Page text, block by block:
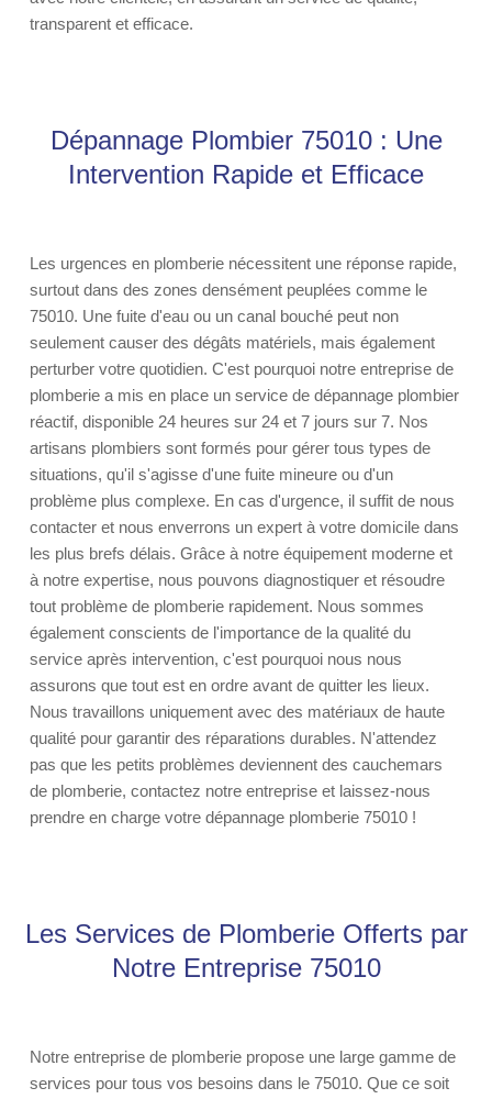
transparent et efficace.
Dépannage Plombier 75010 : Une
Intervention Rapide et Efficace
Les urgences en plomberie nécessitent une réponse rapide,
surtout dans des zones densément peuplées comme le
75010. Une fuite d'eau ou un canal bouché peut non
seulement causer des dégâts matériels, mais également
perturber votre quotidien. C'est pourquoi notre entreprise de
plomberie a mis en place un service de dépannage plombier
réactif, disponible 24 heures sur 24 et 7 jours sur 7. Nos
artisans plombiers sont formés pour gérer tous types de
situations, qu'il s'agisse d'une fuite mineure ou d'un
problème plus complexe. En cas d'urgence, il suffit de nous
contacter et nous enverrons un expert à votre domicile dans
les plus brefs délais. Grâce à notre équipement moderne et
à notre expertise, nous pouvons diagnostiquer et résoudre
tout problème de plomberie rapidement. Nous sommes
également conscients de l'importance de la qualité du
service après intervention, c'est pourquoi nous nous
assurons que tout est en ordre avant de quitter les lieux.
Nous travaillons uniquement avec des matériaux de haute
qualité pour garantir des réparations durables. N'attendez
pas que les petits problèmes deviennent des cauchemars
de plomberie, contactez notre entreprise et laissez-nous
prendre en charge votre dépannage plomberie 75010 !
Les Services de Plomberie Offerts par
Notre Entreprise 75010
Notre entreprise de plomberie propose une large gamme de
services pour tous vos besoins dans le 75010. Que ce soit